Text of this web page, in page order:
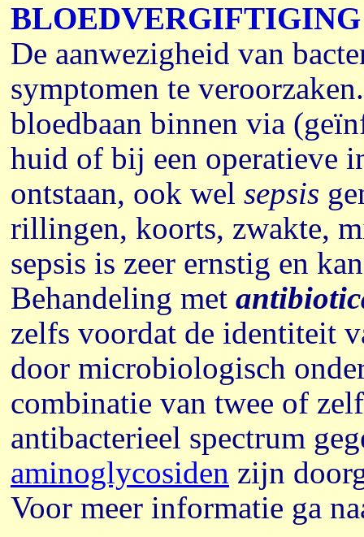
BLOEDVERGIFTIGING
De aanwezigheid van
symptomen te
bloedbaan binnen via
huid of bij een operatieve
ontstaan, ook wel sepsis
rillingen, koorts, zwakte,
sepsis is zeer ernstig en
Behandeling met
zelfs voordat de identiteit
door microbiologisch
combinatie van twee of
antibacterieel spectrum
aminoglycosiden zijn
Voor meer informatie ga